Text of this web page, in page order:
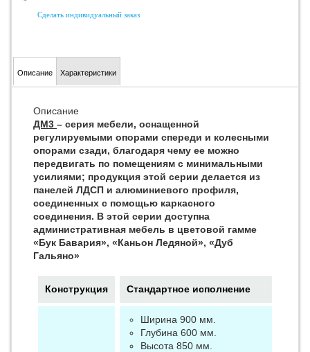
Сделать индивидуальный заказ
Описание Характеристики
Описание
ДМ3 – серия мебели, оснащенной
регулируемыми опорами спереди и колесными
опорами сзади, благодаря чему ее можно
передвигать по помещениям с минимальными
усилиями; продукция этой серии делается из
панелей ЛДСП и алюминиевого профиля,
соединенных с помощью каркасного
соединения. В этой серии доступна
административная мебель в цветовой гамме
«Бук Бавария», «Каньон Ледяной», «Дуб
Гальяно»
Конструкция Стандартное исполнение
Ширина 900 мм.
Глубина 600 мм.
Высота 850 мм.